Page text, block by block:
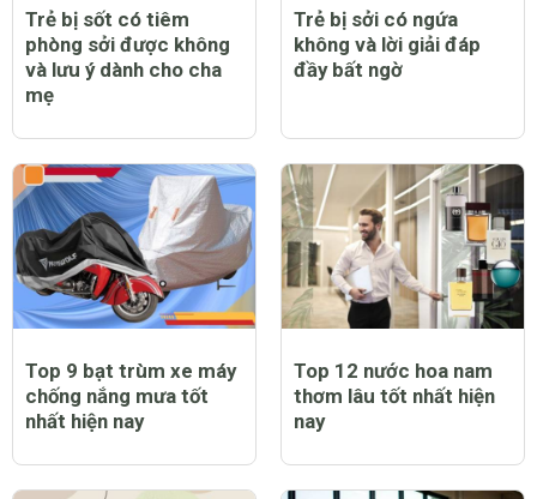
Trẻ bị sốt có tiêm
phòng sởi được không
và lưu ý dành cho cha
mẹ
Trẻ bị sởi có ngứa
không và lời giải đáp
đầy bất ngờ
Top 9 bạt trùm xe máy
chống nắng mưa tốt
nhất hiện nay
Top 12 nước hoa nam
thơm lâu tốt nhất hiện
nay